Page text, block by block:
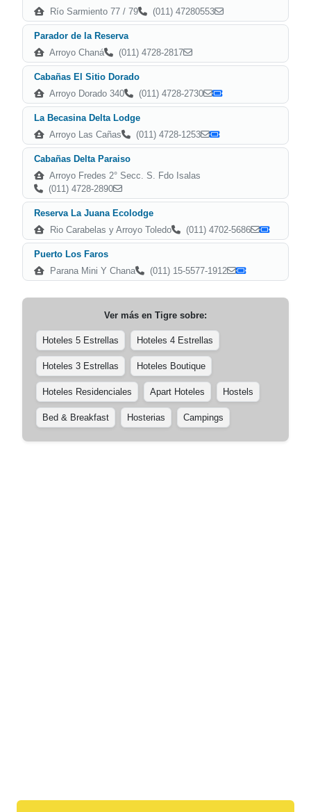
Río Sarmiento 77 / 79
(011) 47280553
Parador de la Reserva
Arroyo Chaná
(011) 4728-2817
Cabañas El Sitio Dorado
Arroyo Dorado 340
(011) 4728-2730
La Becasina Delta Lodge
Arroyo Las Cañas
(011) 4728-1253
Cabañas Delta Paraiso
Arroyo Fredes 2° Secc. S. Fdo Isalas
(011) 4728-2890
Reserva La Juana Ecolodge
Rio Carabelas y Arroyo Toledo
(011) 4702-5686
Puerto Los Faros
Parana Mini Y Chana
(011) 15-5577-1912
Ver más en Tigre sobre:
Hoteles 5 Estrellas Hoteles 4 Estrellas
Hoteles 3 Estrellas Hoteles Boutique
Hoteles Residenciales Apart Hoteles Hostels
Bed & Breakfast Hosterias Campings